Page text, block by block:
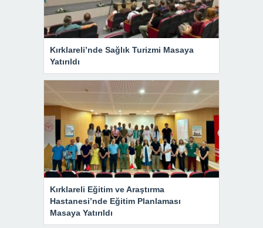
Kırklareli’nde Sağlık Turizmi Masaya
Yatırıldı
Kırklareli Eğitim ve Araştırma
Hastanesi’nde Eğitim Planlaması
Masaya Yatırıldı